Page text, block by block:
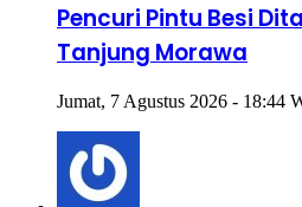
Pencuri Pintu Besi
Tanjung Morawa
Jumat, 7 Agustus 2026 - 18:44